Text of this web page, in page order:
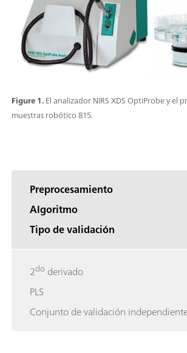
Figure 1.El analizador NIRS XDS OptiProbe y el
muestras robótico 815.
Preprocesamiento
Algoritmo
Tipo de validación
2do derivado
PLS
Conjunto de validación